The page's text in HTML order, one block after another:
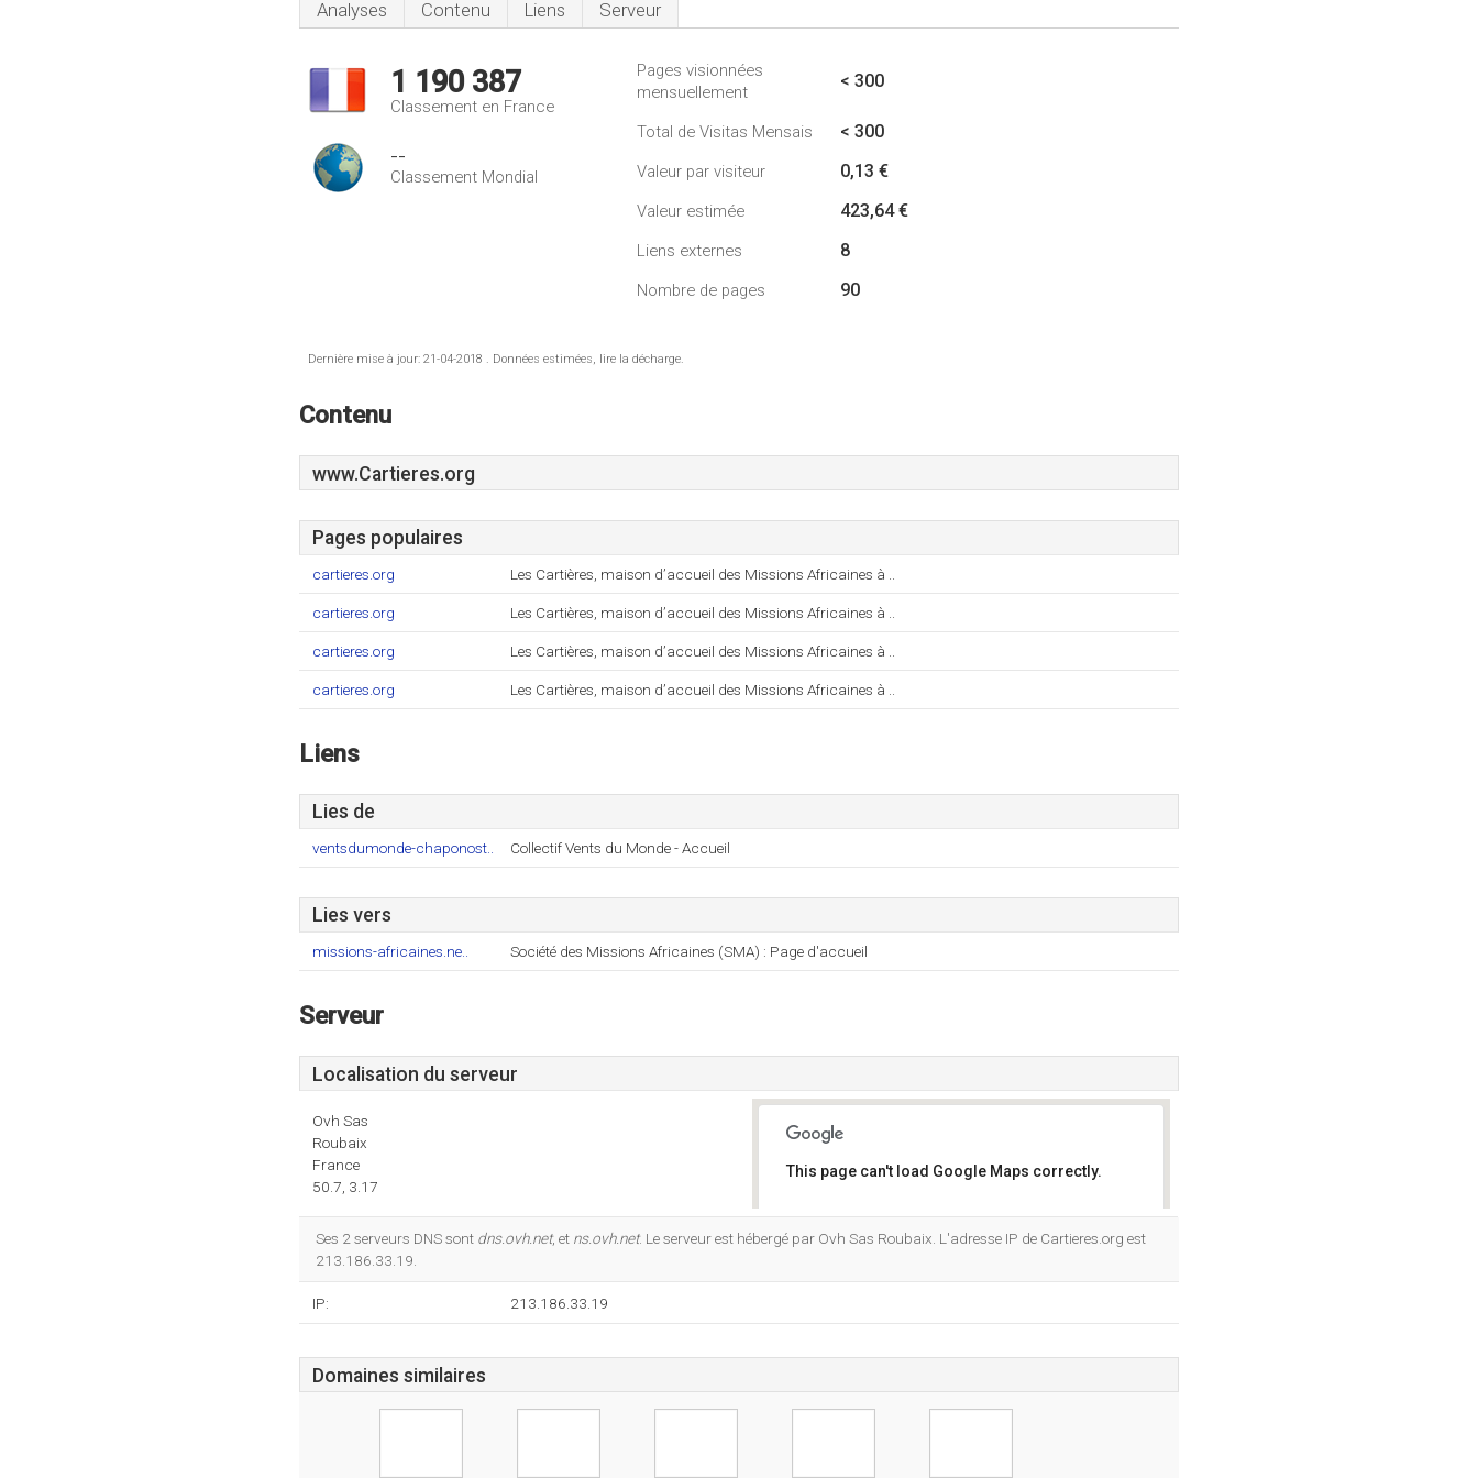
Analyses Contenu Liens Serveur
1 190 387
Classement en France
--
Classement Mondial
Pages visionnées
mensuellement
< 300
Total de Visitas Mensais < 300
Valeur par visiteur 0,13 €
Valeur estimée 423,64 €
Liens externes 8
Nombre de pages 90
Dernière mise à jour: 21-04-2018 . Données estimées, lire la décharge.
Contenu
www.Cartieres.org
Pages populaires
cartieres.org Les Cartières, maison d’accueil des Missions Africaines à ..
cartieres.org Les Cartières, maison d’accueil des Missions Africaines à ..
cartieres.org Les Cartières, maison d’accueil des Missions Africaines à ..
cartieres.org Les Cartières, maison d’accueil des Missions Africaines à ..
Liens
Lies de
ventsdumonde-chaponost.. Collectif Vents du Monde - Accueil
Lies vers
missions-africaines.ne.. Société des Missions Africaines (SMA) : Page d'accueil
Serveur
Localisation du serveur
Ovh Sas
Roubaix
France
50.7, 3.17
This page can't load Google Maps correctly.
Ses 2 serveurs DNS sont dns.ovh.net, et ns.ovh.net. Le serveur est hébergé par Ovh Sas Roubaix. L'adresse IP de Cartieres.org est
213.186.33.19.
IP: 213.186.33.19
Domaines similaires